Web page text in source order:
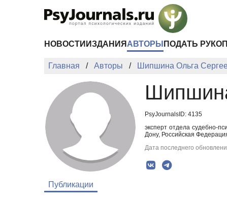
НОВОСТИ ИЗДАНИЯ АВТОРЫ ПОДАТЬ
Главная Авторы Шипшина Ольга
PsyJournalsID: 4135
эксперт отдела судебно-
Дону, Российская
Дата последнего
Публикации